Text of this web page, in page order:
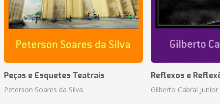
Peças e Esquetes Teatrais
Peterson Soares da Silva
Reflexos e
Gilberto Cabral Junior